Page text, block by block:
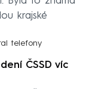
krajské
telefony
ČSSD víc